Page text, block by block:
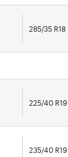
285/35 R18
225/40 R19
235/40 R19